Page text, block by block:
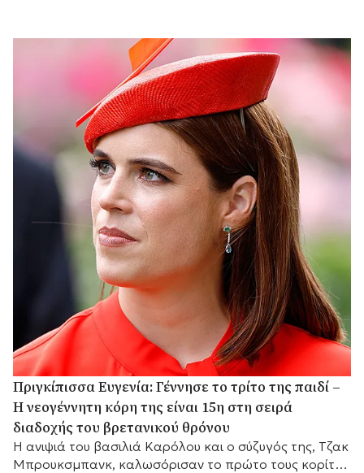
Πριγκίπισσα Ευγενία: Γέννησε το τρίτο της παιδί –
Η νεογέννητη κόρη της είναι 15η στη σειρά
διαδοχής του βρετανικού θρόνου
Η ανιψιά του βασιλιά Καρόλου και ο σύζυγός της, Τζακ
Μπρουκσμπανκ, καλωσόρισαν το πρώτο τους κορίτσι,